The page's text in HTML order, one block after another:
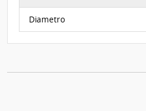
Diametro